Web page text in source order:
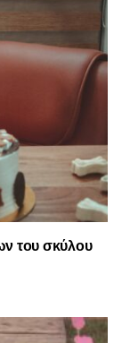
του σκύλου